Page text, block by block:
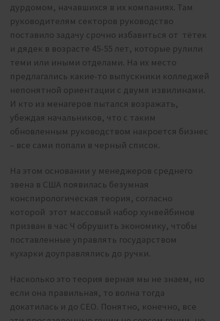
дурдомом, начавшихся в их компаниях. Там
руководителям секторов руководство
поставило задачу срочно избавиться от тётек
и дядек в возрасте 45-55 лет, которые рулили
теми или иными отделами. На их место
предлагались какие-то выпускники колледжей
непонятной ориентации с двумя извилинами.
И кто из менагеров пытался возражать,
убеждая начальников, что с таким
обновленным руководством накроется бизнес
– все сами попали в черный список.
На этом основании у менеджеров среднего
звена в США появилась безумная
конспирологическая теория, согласно
которой этот массовый набор хунвейбинов
призван в час Ч обрушить экономику, чтобы
поставленные управлять государством
кухарки доуправлялись до ручки.
Насколько это теория верная мы не знаем, но
если она правильная, то волна тогда
докатилась и до CEO. Понятно, конечно, все